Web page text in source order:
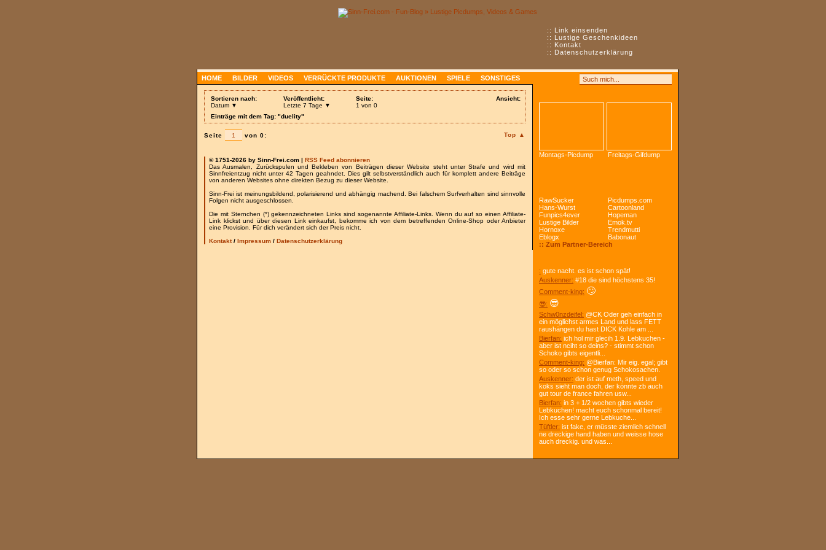
:: Link einsenden
:: Lustige Geschenkideen
:: Kontakt
:: Datenschutzerklärung
HOME BILDER VIDEOS VERRÜCKTE PRODUKTE AUKTIONEN SPIELE SONSTIGES
Ansicht:
Sortieren nach:
Datum ▼
Veröffentlicht:
Letzte 7 Tage ▼
Seite:
1 von 0
Einträge mit dem Tag: "duelity"
Top ▲
Seite von 0:
© 1751-2026 by Sinn-Frei.com | RSS Feed abonnieren
Das Ausmalen, Zurückspulen und Bekleben von Beiträgen dieser Website steht unter Strafe und wird mit
Sinnfreientzug nicht unter 42 Tagen geahndet. Dies gilt selbstverständlich auch für komplett andere Beiträge
von anderen Websites ohne direkten Bezug zu dieser Website.
Sinn-Frei ist meinungsbildend, polarisierend und abhängig machend. Bei falschem Surfverhalten sind sinnvolle
Folgen nicht ausgeschlossen.
Die mit Sternchen (*) gekennzeichneten Links sind sogenannte Affiliate-Links. Wenn du auf so einen Affiliate-
Link klickst und über diesen Link einkaufst, bekomme ich von dem betreffenden Online-Shop oder Anbieter
eine Provision. Für dich verändert sich der Preis nicht.
Kontakt/ Impressum / Datenschutzerklärung
Montags-Picdump Freitags-Gifdump
RawSucker
Picdumps.com
Hans-Wurst
Cartoonland
Funpics4ever
Hopeman
Lustige Bilder
Emok.tv
Hornoxe
Trendmutti
Eblogx
Babonaut
:: Zum Partner-Bereich
: gute nacht. es ist schon spät!
Auskenner: #18 die sind höchstens 35!
Comment-king: 🙄
😎: 😎
Schw0nzdeifel: @CK Oder geh einfach in
ein möglichst armes Land und lass FETT
raushängen du hast DICK Kohle am ...
Bierfan: ich hol mir glecih 1.9. Lebkuchen -
aber ist nciht so deins? - stimmt schon
Schoko gibts eigentli...
Comment-king: @Bierfan: Mir eig. egal; gibt
so oder so schon genug Schokosachen.
Auskenner: der ist auf meth, speed und
koks sieht man doch, der könnte zb auch
gut tour de france fahren usw...
Bierfan: in 3 + 1/2 wochen gibts wieder
Lebkuchen! macht euch schonmal bereit!
Ich esse sehr gerne Lebkuche...
Tüftler: ist fake, er müsste ziemlich schnell
ne dreckige hand haben und weisse hose
auch dreckig. und was...